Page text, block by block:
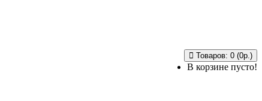
Товаров: 0 (0р.)
В корзине пусто!